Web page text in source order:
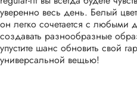
уверенно весь день. Белый
он легко сочетается с любыми
создавать разнообразные
упустите шанс обновить свой
универсальной вещью!